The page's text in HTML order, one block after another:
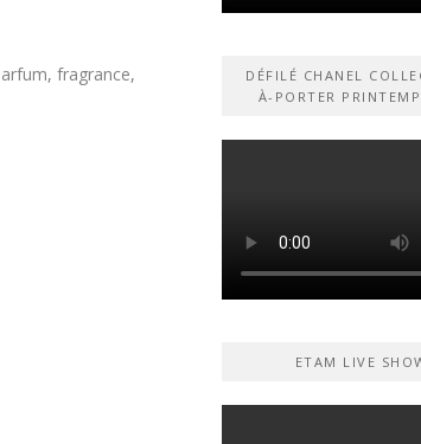
, fragrance,
DÉFILÉ CHANEL
À-PORTER
ETAM LIVE